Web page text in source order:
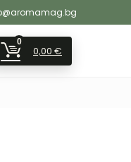
0
0,00 €